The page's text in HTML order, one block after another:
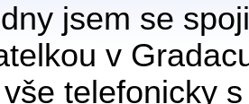
jsem se
v
telefonicky